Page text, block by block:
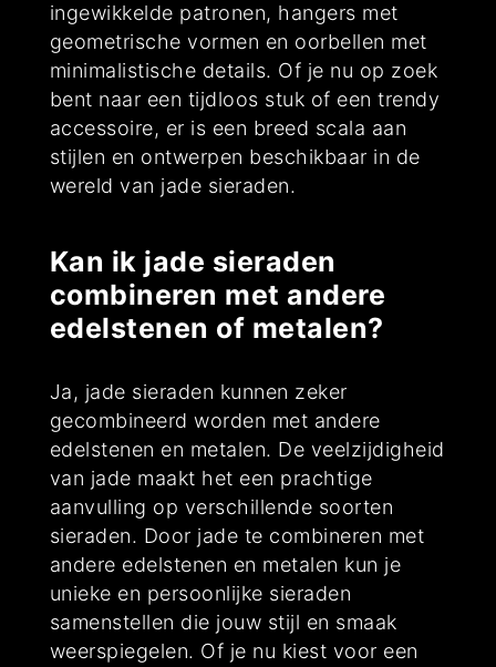
ingewikkelde patronen, hangers met
geometrische vormen en oorbellen met
minimalistische details. Of je nu op zoek
bent naar een tijdloos stuk of een trendy
accessoire, er is een breed scala aan
stijlen en ontwerpen beschikbaar in de
wereld van jade sieraden.
Kan ik jade sieraden
combineren met andere
edelstenen of metalen?
Ja, jade sieraden kunnen zeker
gecombineerd worden met andere
edelstenen en metalen. De veelzijdigheid
van jade maakt het een prachtige
aanvulling op verschillende soorten
sieraden. Door jade te combineren met
andere edelstenen en metalen kun je
unieke en persoonlijke sieraden
samenstellen die jouw stijl en smaak
weerspiegelen. Of je nu kiest voor een